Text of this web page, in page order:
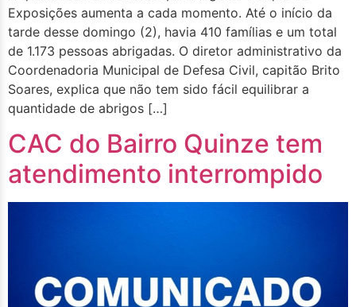
Exposições aumenta a cada momento. Até o início da
tarde desse domingo (2), havia 410 famílias e um total
de 1.173 pessoas abrigadas. O diretor administrativo da
Coordenadoria Municipal de Defesa Civil, capitão Brito
Soares, explica que não tem sido fácil equilibrar a
quantidade de abrigos […]
CAC do Bairro Quinze tem
atendimento interrompido